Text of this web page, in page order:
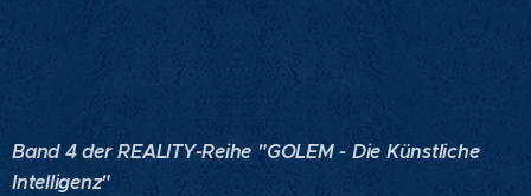
Band 4 der REALITY-Reihe "GOLEM - Die Künstliche
Intelligenz"